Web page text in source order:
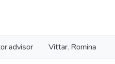
Vittar, Romina